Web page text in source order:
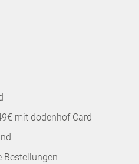
mit dodenhof Card
Bestellungen